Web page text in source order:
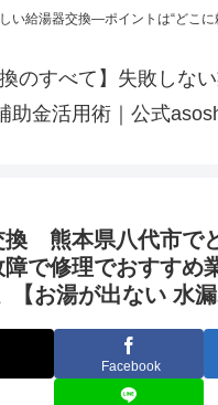
い給湯器交換—ポイントは“どこに
換のすべて】失敗しな
助金活用術｜公式
換 熊本県八代市で
で修理でおすすめ
【お湯が出ない 水漏
Facebook